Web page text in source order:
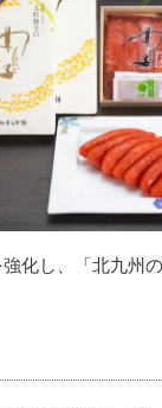
化し、「北九州